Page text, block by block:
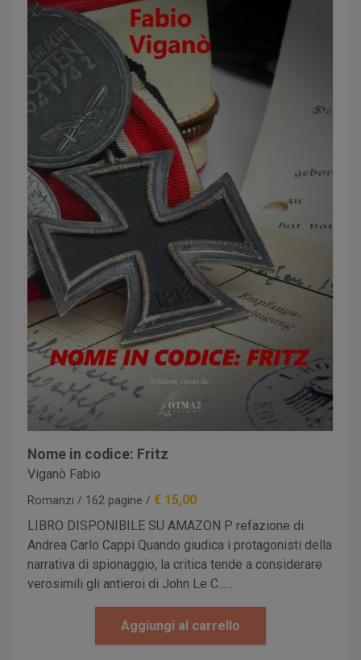
Nome in codice: Fritz
Viganò Fabio
Romanzi / 162 pagine /€ 15,00
LIBRO DISPONIBILE SU AMAZON P refazione di
Andrea Carlo Cappi Quando giudica i protagonisti della
narrativa di spionaggio, la critica tende a considerare
verosimili gli antieroi di John Le C......
Aggiungi al carrello